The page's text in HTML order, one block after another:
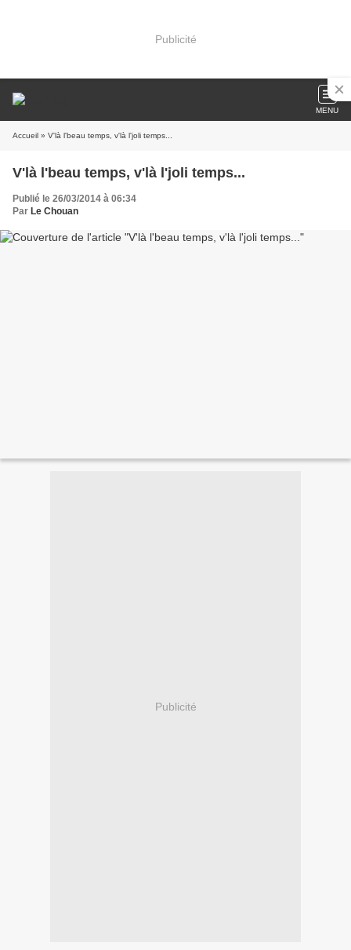
Publicité
MENU
Accueil » V'là l'beau temps, v'là l'joli temps...
V'là l'beau temps, v'là l'joli temps...
Publié le 26/03/2014 à 06:34
Par Le Chouan
Publicité